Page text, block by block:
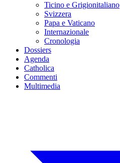
Ticino e Grigionitaliano
Svizzera
Papa e Vaticano
Internazionale
Cronologia
Dossiers
Agenda
Catholica
Commenti
Multimedia